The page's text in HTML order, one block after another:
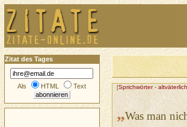
[Sprichwörter-
„Was man
Zitat des Tages
Als HTML Text